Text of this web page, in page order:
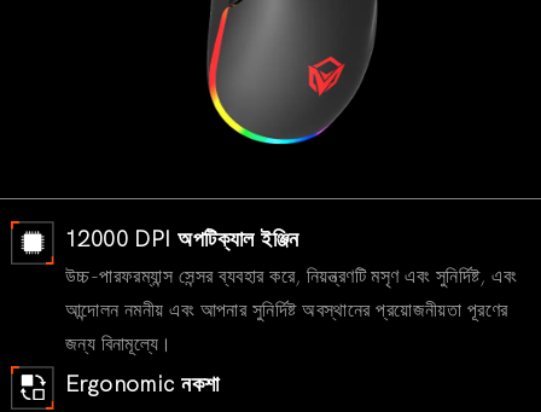
12000 DPI অপটিক্যাল ইঞ্জিন
উচ্চ-পারফরম্যান্স সেন্সর ব্যবহার করে, নিয়ন্ত্রণটি মসৃণ এবং সুনির্দিষ্ট, এবং
আন্দোলন নমনীয় এবং আপনার সুনির্দিষ্ট অবস্থানের প্রয়োজনীয়তা পূরণের
জন্য বিনামূল্যে।
Ergonomic নকশা